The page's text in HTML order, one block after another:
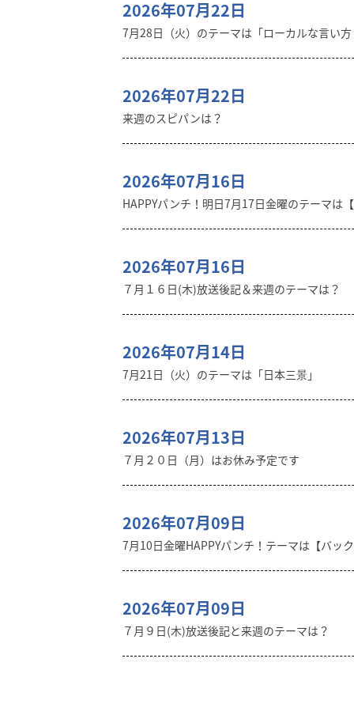
2026年07月22日
7月28日（火）のテーマは「ローカルな言い方
2026年07月22日
来週のスピパンは？
2026年07月16日
HAPPYパンチ！明日7月17日金曜のテーマは【
2026年07月16日
７月１６日(木)放送後記＆来週のテーマは？
2026年07月14日
7月21日（火）のテーマは「日本三景」
2026年07月13日
７月２０日（月）はお休み予定です
2026年07月09日
7月10日金曜HAPPYパンチ！テーマは【バック
2026年07月09日
７月９日(木)放送後記と来週のテーマは？